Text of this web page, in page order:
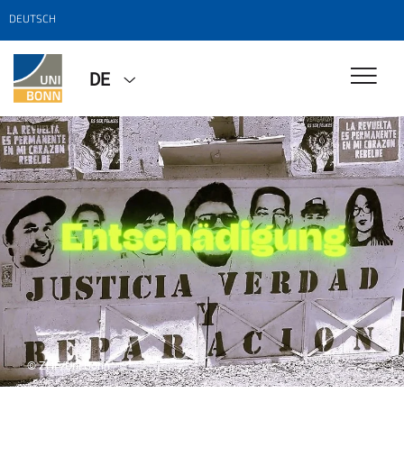
DEUTSCH
DE
© ZHF/Uni Bonn